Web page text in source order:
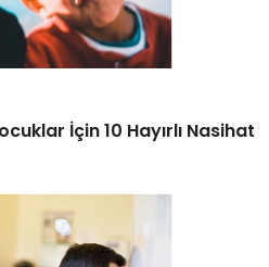
İçin 10 Hayırlı Nasihat